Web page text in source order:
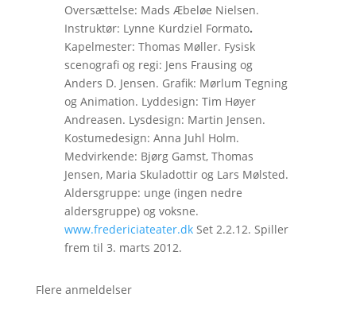
Oversættelse: Mads Æbeløe Nielsen.
Instruktør: Lynne Kurdziel Formato.
Kapelmester: Thomas Møller. Fysisk
scenografi og regi: Jens Frausing og
Anders D. Jensen. Grafik: Mørlum Tegning
og Animation. Lyddesign: Tim Høyer
Andreasen. Lysdesign: Martin Jensen.
Kostumedesign: Anna Juhl Holm.
Medvirkende: Bjørg Gamst, Thomas
Jensen, Maria Skuladottir og Lars Mølsted.
Aldersgruppe: unge (ingen nedre
aldersgruppe) og voksne.
www.fredericiateater.dkSet 2.2.12. Spiller
frem til 3. marts 2012.
Flere anmeldelser